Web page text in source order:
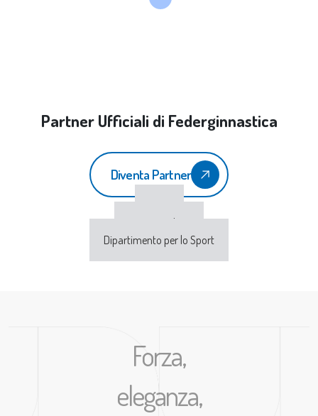
Partner Ufficiali di Federginnastica
Diventa Partner
Sport e Salute
Dipartimento per lo Sport
Forza,
eleganza,